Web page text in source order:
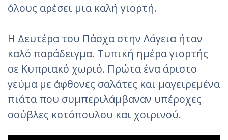
όλους αρέσει μια καλή γιορτή.
Η Δευτέρα του Πάσχα στην Λάγεια ήταν
καλό παράδειγμα. Τυπική ημέρα γιορτής
σε Κυπριακό χωριό. Πρώτα ένα άριστο
γεύμα με άφθονες σαλάτες και μαγειρεμένα
πιάτα που συμπεριλάμβαναν υπέροχες
σούβλες κοτόπουλου και χοιρινού.